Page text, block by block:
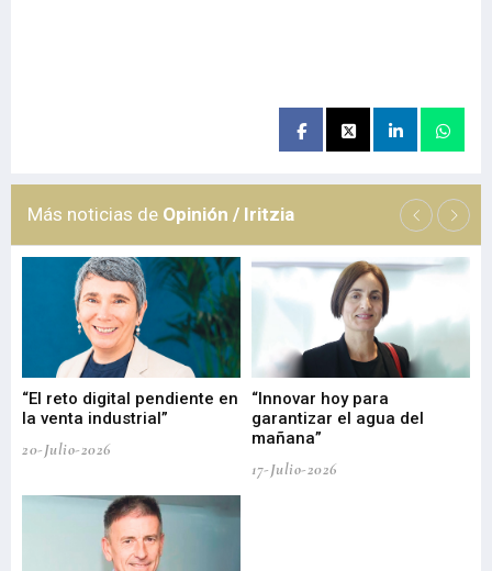
Más noticias de Opinión / Iritzia
“El reto digital pendiente en
la venta industrial”
20-Julio-2026
“Innovar hoy para
garantizar el agua del
mañana”
17-Julio-2026